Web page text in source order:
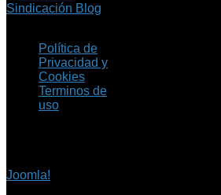
Sindicación Blog
Política de
Privacidad y
Cookies
Terminos de
uso
Joomla!